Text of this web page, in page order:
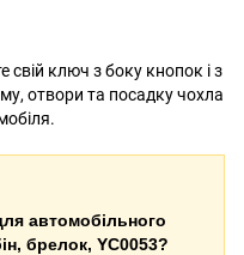
ключ з боку кнопок і з
отвори та посадку чохла
автомобільного
брелок, YC0053?